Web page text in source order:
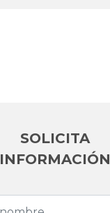
SOLICITA
INFORMACIÓN